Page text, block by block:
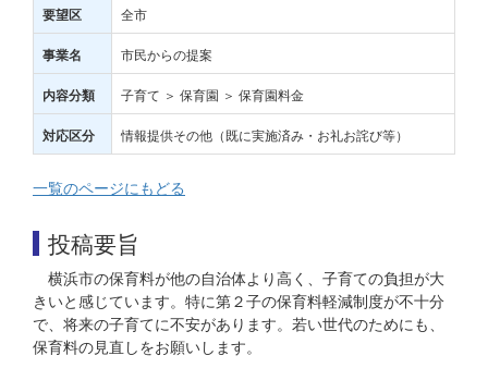
要望区 全市
事業名 市民からの提案
内容分類 子育て ＞ 保育園 ＞ 保育園料金
対応区分 情報提供その他（既に実施済み・お礼お詫び等）
一覧のページにもどる
投稿要旨
横浜市の保育料が他の自治体より高く、子育ての負担が大
きいと感じています。特に第２子の保育料軽減制度が不十分
で、将来の子育てに不安があります。若い世代のためにも、
保育料の見直しをお願いします。